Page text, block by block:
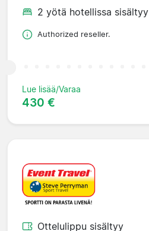
2 yötä hotellissa sisältyy
Authorized reseller.
Lue lisää/Varaa
430 €
Ottelulippu sisältyy